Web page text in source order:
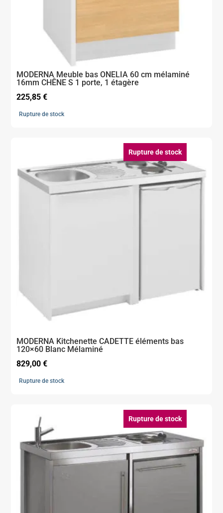
MODERNA Meuble bas ONELIA 60 cm mélaminé
16mm CHÊNE S 1 porte, 1 étagère
225,85€
Rupture de stock
Rupture de stock
MODERNA Kitchenette CADETTE éléments bas
120×60 Blanc Mélaminé
829,00€
Rupture de stock
Rupture de stock